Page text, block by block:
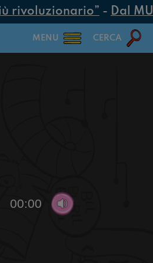
rivoluzionario”- Dal
MENU CERCA
00:00